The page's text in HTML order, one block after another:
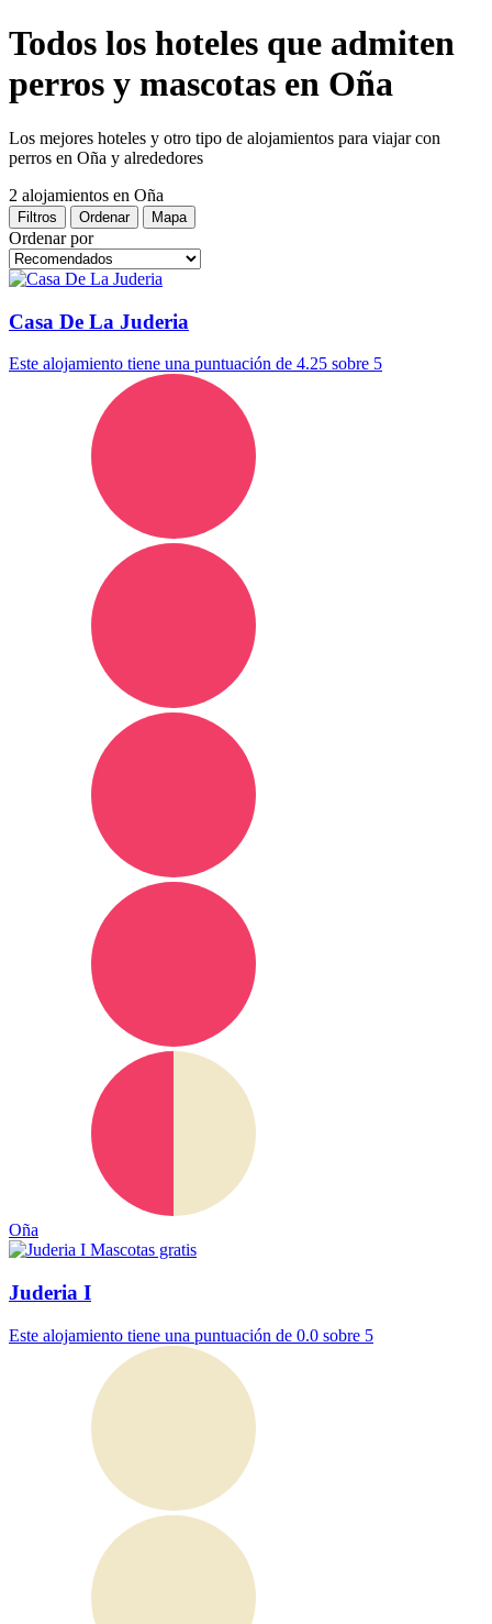
Todos los hoteles que admiten
perros y mascotas en Oña
Los mejores hoteles y otro tipo de alojamientos para viajar con
perros en Oña y alrededores
2 alojamientos en Oña
Filtros Ordenar Mapa
Ordenar por
Casa De La Juderia
Este alojamiento tiene una puntuación de 4.25 sobre 5
Oña
Mascotas gratis
Juderia I
Este alojamiento tiene una puntuación de 0.0 sobre 5